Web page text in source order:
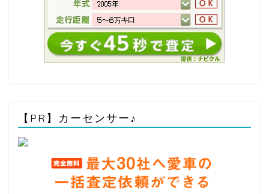
【PR】カーセンサー♪